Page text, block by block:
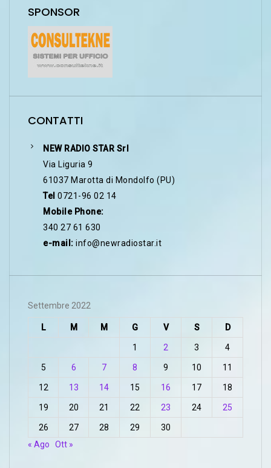
SPONSOR
CONTATTI
NEW RADIO STAR Srl
Via Liguria 9
61037 Marotta di Mondolfo (PU)
Tel 0721-96 02 14
Mobile Phone:
340 27 61 630
e-mail: info@newradiostar.it
Settembre 2022
L M M G V S D
1 2 3 4
5 6 7 8 9 10 11
12 13 14 15 16 17 18
19 20 21 22 23 24 25
26 27 28 29
30
« Ago
Ott »